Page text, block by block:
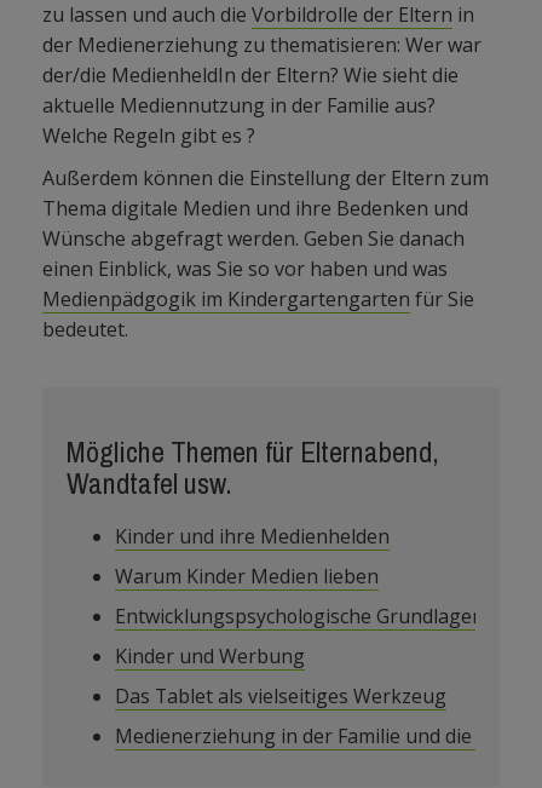
zu lassen und auch die Vorbildrolle der Eltern in
der Medienerziehung zu thematisieren: Wer war
der/die MedienheldIn der Eltern? Wie sieht die
aktuelle Mediennutzung in der Familie aus?
Welche Regeln gibt es ?
Außerdem können die Einstellung der Eltern zum
Thema digitale Medien und ihre Bedenken und
Wünsche abgefragt werden. Geben Sie danach
einen Einblick, was Sie so vor haben und was
Medienpädgogik im Kindergartengarten für Sie
bedeutet.
Mögliche Themen für Elternabend,
Wandtafel usw.
Kinder und ihre Medienhelden
Warum Kinder Medien lieben
Entwicklungspsychologische Grundlagen der
Kinder und Werbung
Das Tablet als vielseitiges Werkzeug
Medienerziehung in der Familie und die